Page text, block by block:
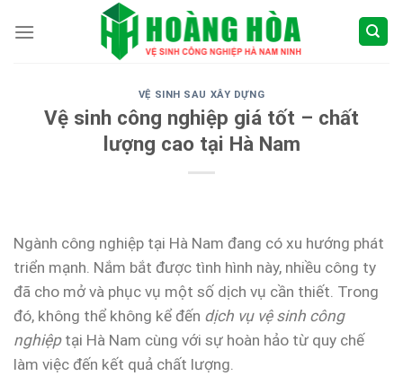
VỆ SINH SAU XÂY DỰNG
Vệ sinh công nghiệp giá tốt – chất
lượng cao tại Hà Nam
Ngành công nghiệp tại Hà Nam đang có xu hướng phát
triển mạnh. Nắm bắt được tình hình này, nhiều công ty
đã cho mở và phục vụ một số dịch vụ cần thiết. Trong
đó, không thể không kể đến dịch vụ vệ sinh công
nghiệptại Hà Nam cùng với sự hoàn hảo từ quy chế
làm việc đến kết quả chất lượng.